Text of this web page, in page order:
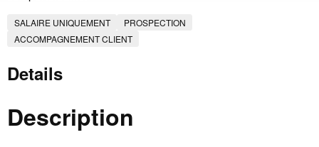
SALAIRE UNIQUEMENT
PROSPECTION
ACCOMPAGNEMENT CLIENT
Details
Description